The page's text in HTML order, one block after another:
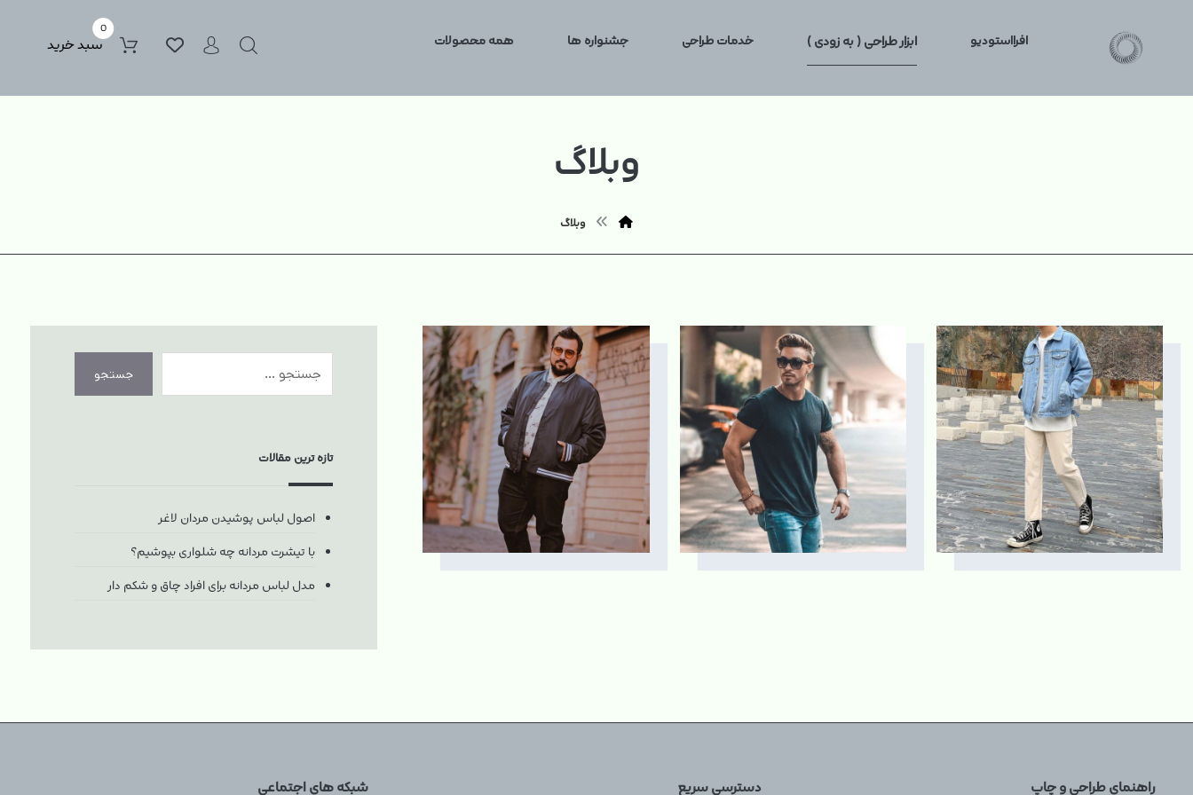
افرااستودیو ابزار طراحی ( به زودی ) خدمات طراحی جشنواره ها همه محصولات سبد خرید
0
وبلاگ
وبلاگ
جستجو
تازه ترین مقالات
اصول لباس پوشیدن مردان لاغر
با تیشرت مردانه چه شلواری بپوشیم؟
مدل لباس مردانه برای افراد چاق و شکم دار
راهنمای طراحی و چاپ دسترسی سریع شبکه های اجتماعی